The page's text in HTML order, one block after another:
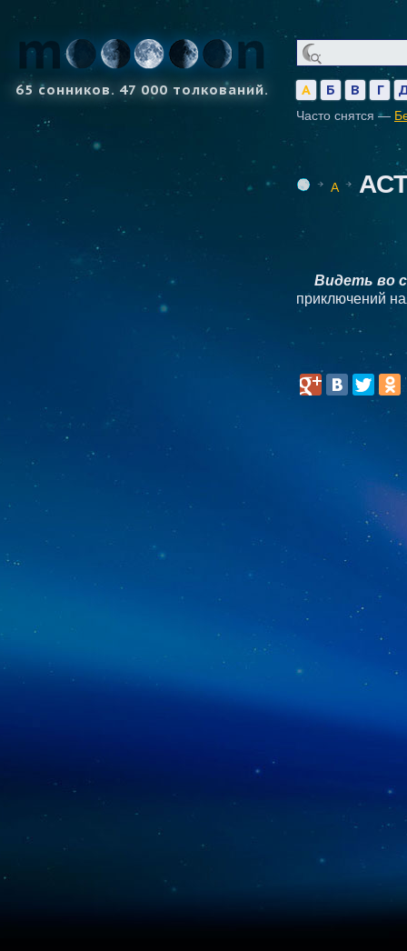
65 сонников. 47 000 толкований. А Б В Г
Часто снятся —
А
Видеть во
приключений